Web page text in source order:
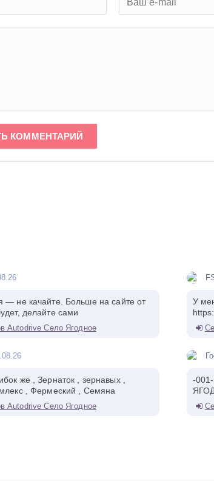
КОММЕНТАРИЙ
— не качайте. Больше на сайте от
делайте сами
Autodrive Село Ягодное
же , Зернаток , зернавых ,
, Фермеский , Семяна
Autodrive Село Ягодное
У
-